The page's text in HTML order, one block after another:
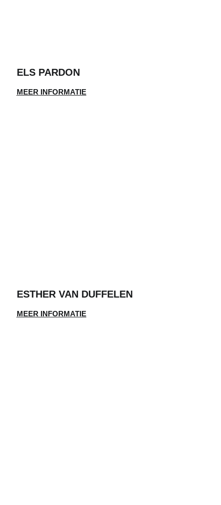
ELS PARDON
MEER INFORMATIE
ESTHER VAN DUFFELEN
MEER INFORMATIE